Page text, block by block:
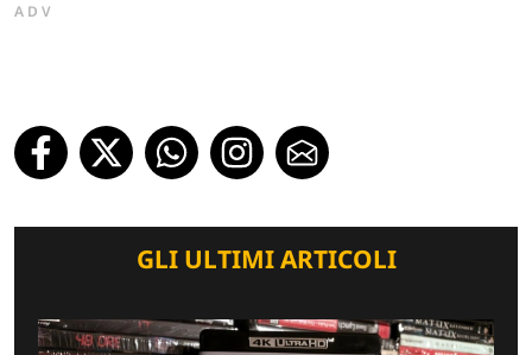
ADV
GLI ULTIMI ARTICOLI